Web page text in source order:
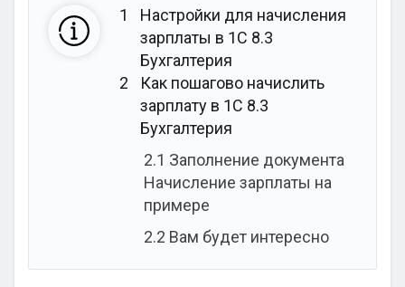
1
Настройки для начисления
зарплаты в 1С 8.3
Бухгалтерия
2
Как пошагово начислить
зарплату в 1С 8.3
Бухгалтерия
2.1 Заполнение документа
Начисление зарплаты на
примере
2.2 Вам будет интересно